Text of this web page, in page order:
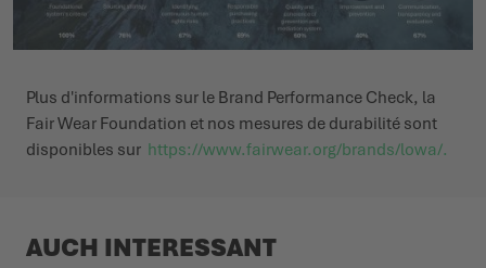
Plus d'informations sur le Brand Performance Check, la
Fair Wear Foundation et nos mesures de durabilité sont
disponibles sur https://www.fairwear.org/brands/lowa/.
AUCH INTERESSANT